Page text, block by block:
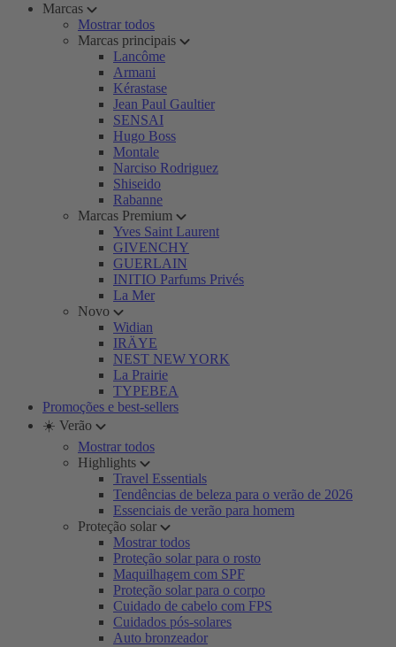
Marcas
Mostrar todos
Marcas principais
Lancôme
Armani
Kérastase
Jean Paul Gaultier
SENSAI
Hugo Boss
Montale
Narciso Rodriguez
Shiseido
Rabanne
Marcas Premium
Yves Saint Laurent
GIVENCHY
GUERLAIN
INITIO Parfums Privés
La Mer
Novo
Widian
IRÄYE
NEST NEW YORK
La Prairie
TYPEBEA
Promoções e best-sellers
☀️ Verão
Mostrar todos
Highlights
Travel Essentials
Tendências de beleza para o verão de 2026
Essenciais de verão para homem
Proteção solar
Mostrar todos
Proteção solar para o rosto
Maquilhagem com SPF
Proteção solar para o corpo
Cuidado de cabelo com FPS
Cuidados pós-solares
Auto bronzeador